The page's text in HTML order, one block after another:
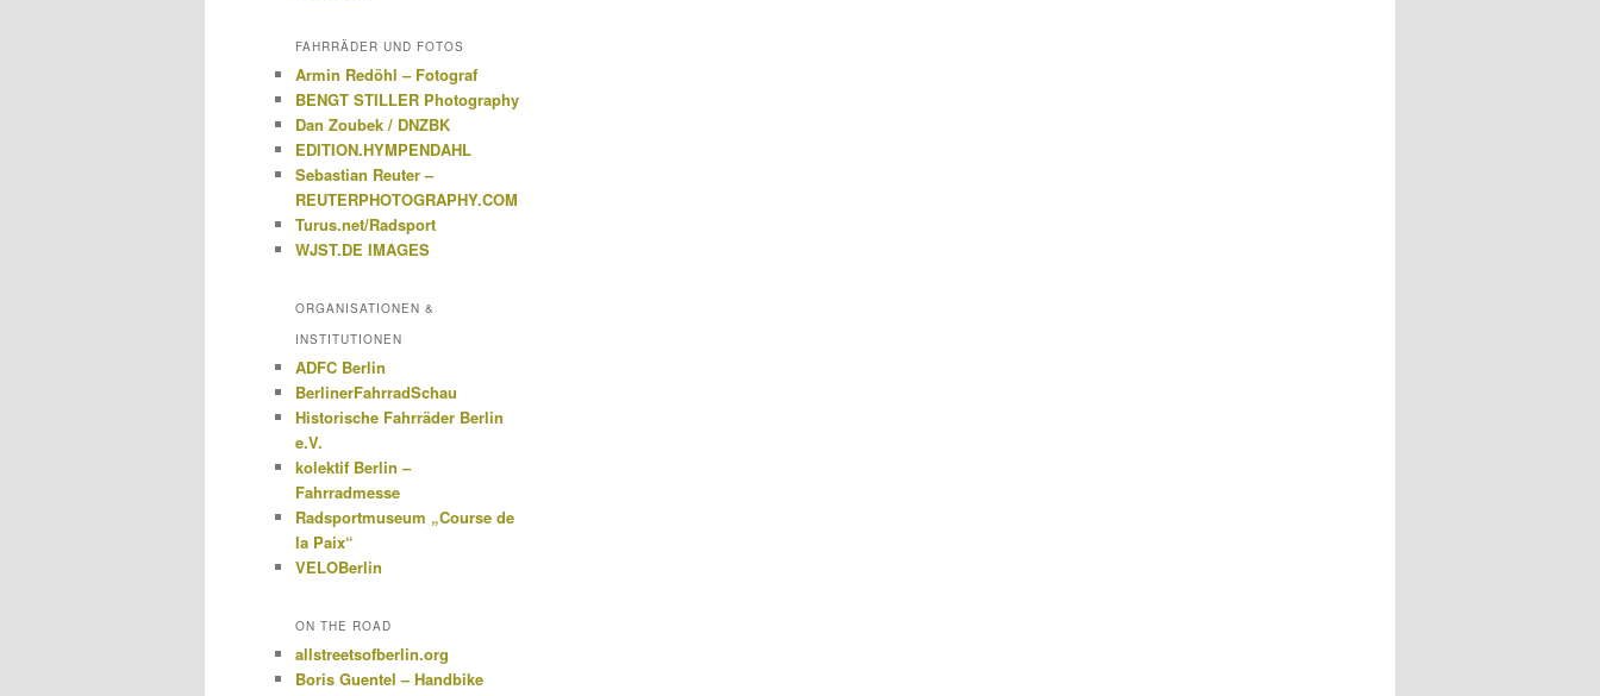
FAHRRÄDER UND FOTOS
Armin Redöhl – Fotograf
BENGT STILLER Photography
Dan Zoubek / DNZBK
EDITION.HYMPENDAHL
Sebastian Reuter –
REUTERPHOTOGRAPHY.COM
Turus.net/Radsport
WJST.DE IMAGES
ORGANISATIONEN &
INSTITUTIONEN
ADFC Berlin
BerlinerFahrradSchau
Historische Fahrräder Berlin
e.V.
kolektif Berlin –
Fahrradmesse
Radsportmuseum „Course de
la Paix“
VELOBerlin
ON THE ROAD
allstreetsofberlin.org
Boris Guentel – Handbike